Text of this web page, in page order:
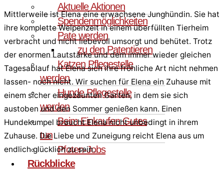
Aktuelle Aktionen
Spendenmöglichkeiten
Pate werden
zu den Patentieren
Katzen Pflegestelle
werden
Hunde Pflegestelle
werden
Beim Einkaufen Gutes
tun
Pfoten-Jobs
Rückblicke
Mittlerweile ist Elena eine erwachsene Junghündin. Sie hat
ihre komplette Welpenzeit in einem überfüllten Tierheim
verbracht und nicht liebevoll umsorgt und behütet. Trotz
der enormen Lautstärke und dem immer wieder gleichen
Tagesablauf hat Elena sich ihre fröhliche Art nicht nehmen
lassen- noch nicht. Wir suchen für Elena ein Zuhause mit
einem sicher eingezäunten Garten, in dem sie sich
austoben und den Sommer genießen kann. Einen
Hundekumpel braucht Elena nicht unbedingt in ihrem
Zuhause. Die Liebe und Zuneigung reicht Elena aus um
endlich glücklich zu sein.